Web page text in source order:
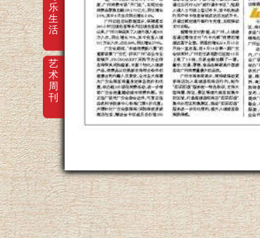
乐
生
活
艺
术
周
刊